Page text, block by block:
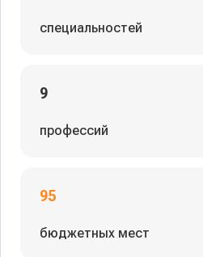
специальностей
9
профессий
95
бюджетных мест